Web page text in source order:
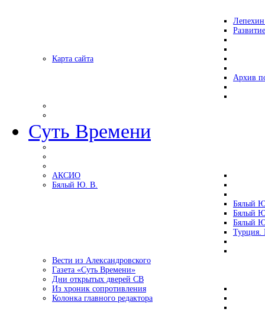
Карта сайта
Архив
Суть Времени
АКСИО
Бялый Ю. В.
Бялый
Бялый
Бялый
Турция.
Вести из Александровского
Газета «Суть Времени»
Дни открытых дверей СВ
Из хроник сопротивления
Колонка главного редактора